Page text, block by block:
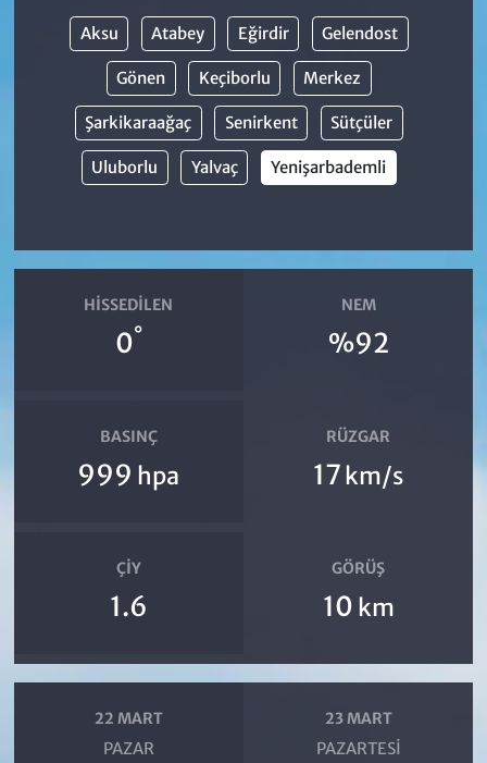
Aksu Atabey Eğirdir Gelendost
Gönen Keçiborlu Merkez
Şarkikaraağaç Senirkent Sütçüler
Uluborlu Yalvaç Yenişarbademli
HISSEDILEN
0°
NEM
%92
BASINÇ
999 hpa
RÜZGAR
17 km/s
ÇIY
1.6
GÖRÜŞ
10 km
22 MART
PAZAR
23 MART
PAZARTESI